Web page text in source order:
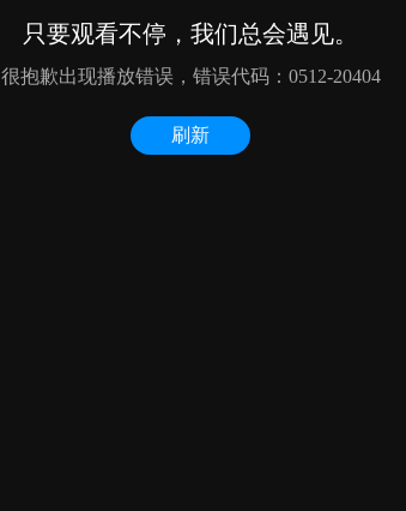
只要观看不停，我们总会遇见。
很抱歉出现播放错误，错误代码：0512-20404
刷新